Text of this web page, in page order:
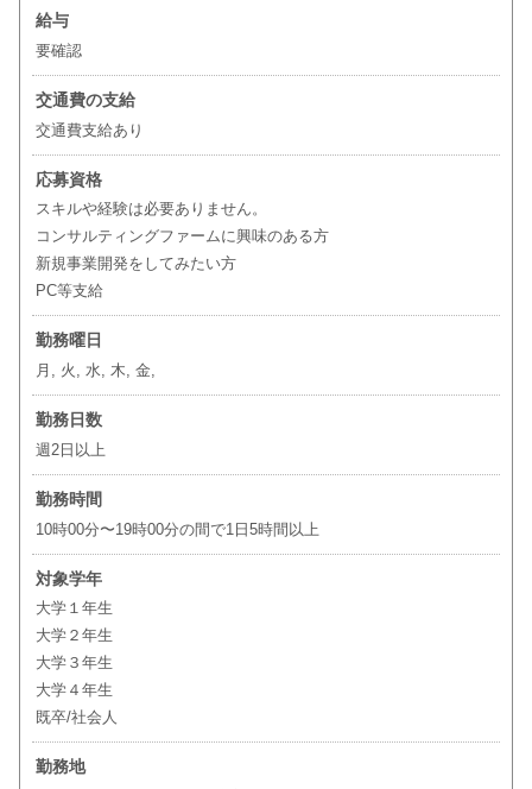
給与
要確認
交通費の支給
交通費支給あり
応募資格
スキルや経験は必要ありません。
コンサルティングファームに興味のある方
新規事業開発をしてみたい方
PC等支給
勤務曜日
月, 火, 水, 木, 金,
勤務日数
週2日以上
勤務時間
10時00分〜19時00分の間で1日5時間以上
対象学年
大学１年生
大学２年生
大学３年生
大学４年生
既卒/社会人
勤務地